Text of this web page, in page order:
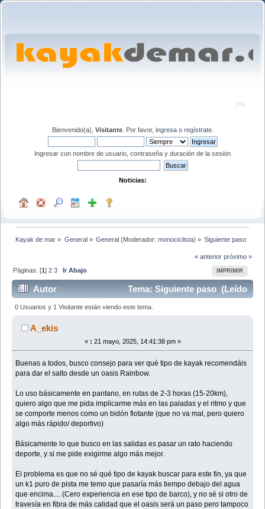
Bienvenido(a), Visitante. Por favor, ingresao regístrate.
Ingresar con nombre de usuario, contraseña y duración de la sesión
Noticias:
Kayak de mar » General» General(Moderador: monociclista) » Siguiente paso
« anterior próximo »
IMPRIMIR
Páginas: [1]2 3 Ir Abajo
Autor
Tema: Siguiente paso (Leído
88405 veces)
0 Usuarios y 1 Visitante están viendo este tema.
A_ekis
« : 21 mayo, 2025, 14:41:38 pm »
Buenas a todos, busco consejo para ver qué tipo de kayak recomendáis
para dar el salto desde un oasis Rainbow.
Lo uso básicamente en pantano, en rutas de 2-3 horas (15-20km),
quiero algo que me pida implicarme más en las paladas y el ritmo y que
se comporte menos como un bidón flotante (que no va mal, pero quiero
algo más rápido/ deportivo)
Básicamente lo que busco en las salidas es pasar un rato haciendo
deporte, y si me pide exigirme algo más mejor.
El problema es que no sé qué tipo de kayak buscar para este fin, ya que
un k1 puro de pista me temo que pasaría más tiempo debajo del agua
que encima.... (Cero experiencia en ese tipo de barco), y no sé si otro de
travesía en fibra de más calidad que el oasis será un paso pero tampoco